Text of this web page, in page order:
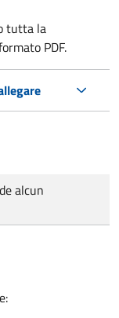
tutta la
PDF.
alcun